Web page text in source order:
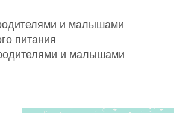
и малышами
питания
и малышами